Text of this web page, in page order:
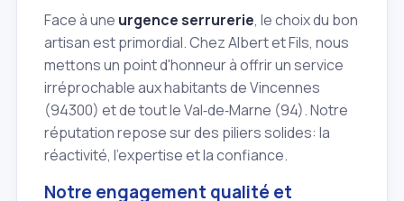
Face à une urgence serrurerie, le choix du bon
artisan est primordial. Chez Albert et Fils, nous
mettons un point d'honneur à offrir un service
irréprochable aux habitants de Vincennes
(94300) et de tout le Val‑de‑Marne (94). Notre
réputation repose sur des piliers solides: la
réactivité, l'expertise et la confiance.
Notre engagement qualité et